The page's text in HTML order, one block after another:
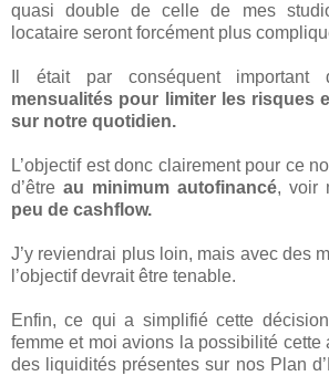
quasi double de celle de mes
locataire seront forcément plus
Il était par conséquent important
mensualités pour limiter les risques
sur notre quotidien.
L’objectif est donc clairement pour ce
d’être au minimum autofinancé, voir
peu de cashflow.
J’y reviendrai plus loin, mais avec des
l’objectif devrait être tenable.
Enfin, ce qui a simplifié cette
femme et moi avions la possibilité cette
des liquidités présentes sur nos Plan